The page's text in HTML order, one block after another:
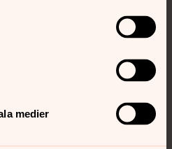
medier